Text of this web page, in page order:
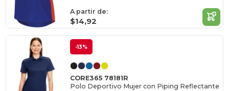
A partir de:
$14,92
-13%
CORE365 78181R
Polo Deportivo Mujer con Piping Reflectante